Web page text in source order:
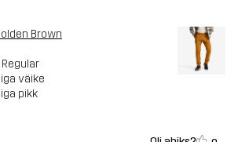
Brown
, Regular
väike
pikk